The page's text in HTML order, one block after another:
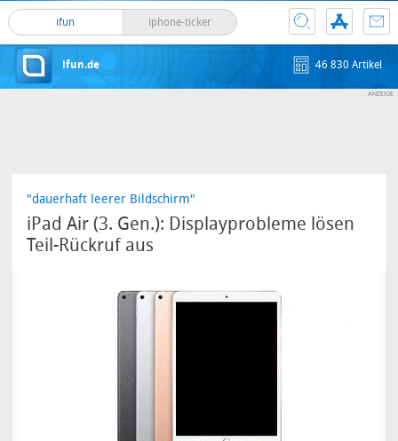
ifun iphone-ticker
ifun.de 46 830 Artikel
"dauerhaft leerer Bildschirm"
iPad Air (3. Gen.): Displayprobleme lösen
Teil-Rückruf aus